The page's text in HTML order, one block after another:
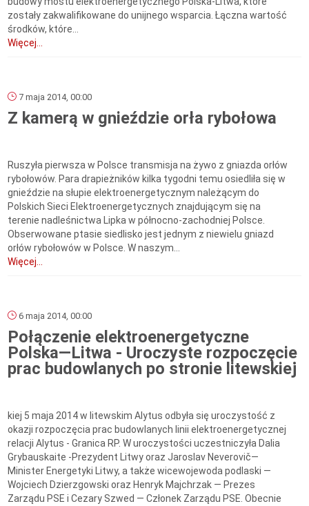
zostały zakwalifikowane do unijnego wsparcia. Łączna wartość
środków, które...
Więcej...
7 maja 2014, 00:00
Z kamerą w gnieździe orła rybołowa
Ruszyła pierwsza w Polsce transmisja na żywo z gniazda orłów
rybołowów. Para drapieżników kilka tygodni temu osiedliła się w
gnieździe na słupie elektroenergetycznym należącym do
Polskich Sieci Elektroenergetycznych znajdującym się na
terenie nadleśnictwa Lipka w północno-zachodniej Polsce.
Obserwowane ptasie siedlisko jest jednym z niewielu gniazd
orłów rybołowów w Polsce. W naszym...
Więcej...
6 maja 2014, 00:00
Połączenie elektroenergetyczne
Polska—Litwa - Uroczyste rozpoczęcie
prac budowlanych po stronie litewskiej
kiej 5 maja 2014 w litewskim Alytus odbyła się uroczystość z
okazji rozpoczęcia prac budowlanych linii elektroenergetycznej
relacji Alytus - Granica RP. W uroczystości uczestniczyła Dalia
Grybauskaite -Prezydent Litwy oraz Jaroslav Neverovič—
Minister Energetyki Litwy, a także wicewojewoda podlaski —
Wojciech Dzierzgowski oraz Henryk Majchrzak — Prezes
Zarządu PSE i Cezary Szwed — Członek Zarządu PSE. Obecnie